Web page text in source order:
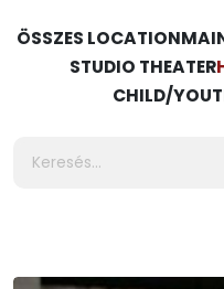
ÖSSZES LOCATION
STUDIO THEATER
CHILD/